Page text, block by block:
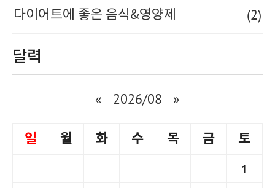
다이어트에 좋은 음식&영양제 (2)
달력
« 2026/08 »
일 월 화 수 목 금 토
1